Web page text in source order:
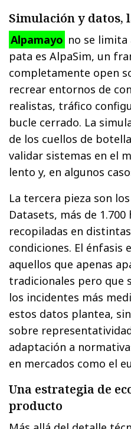
Simulación y datos,
Alpamayo no se limita
pata es AlpaSim, un
completamente open
recrear entornos de
realistas, tráfico
bucle cerrado. La
de los cuellos de
validar sistemas en el
lento y, en algunos
La tercera pieza son
Datasets, más de
recopiladas en
condiciones. El énfasis
aquellos que apenas
tradicionales pero que
los incidentes más
estos datos plantea,
sobre
adaptación a
en mercados como el
Una estrategia de
producto